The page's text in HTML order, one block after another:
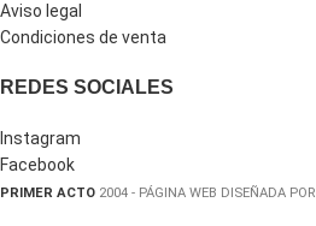
Aviso legal
Condiciones de venta
REDES SOCIALES
Instagram
Facebook
PRIMER ACTO 2004 - PÁGINA WEB DISEÑADA POR